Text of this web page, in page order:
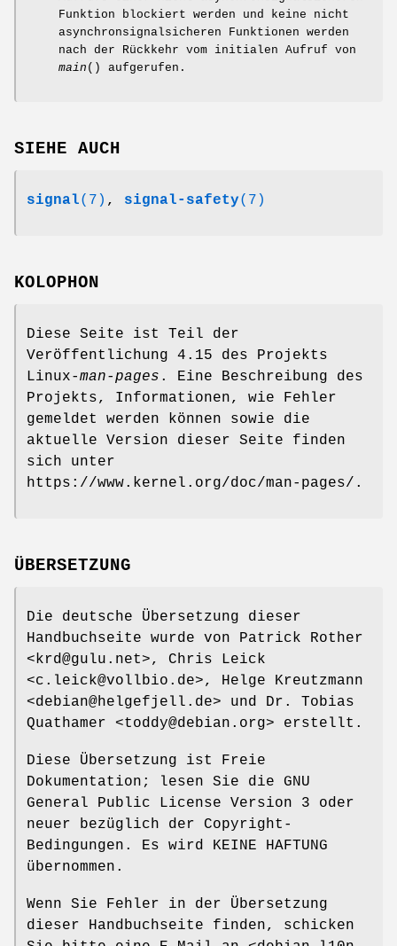
Funktion blockiert werden und keine nicht
asynchronsignalsicheren Funktionen werden
nach der Rückkehr vom initialen Aufruf von
main () aufgerufen.
SIEHE AUCH
signal(7) , signal-safety(7)
KOLOPHON
Diese Seite ist Teil der
Veröffentlichung 4.15 des Projekts
Linux-man-pages . Eine Beschreibung des
Projekts, Informationen, wie Fehler
gemeldet werden können sowie die
aktuelle Version dieser Seite finden
sich unter
https://www.kernel.org/doc/man-pages/.
ÜBERSETZUNG
Die deutsche Übersetzung dieser
Handbuchseite wurde von Patrick Rother
<krd@gulu.net>, Chris Leick
<c.leick@vollbio.de>, Helge Kreutzmann
<debian@helgefjell.de> und Dr. Tobias
Quathamer <toddy@debian.org> erstellt.
Diese Übersetzung ist Freie
Dokumentation; lesen Sie die GNU
General Public License Version 3 oder
neuer bezüglich der Copyright-
Bedingungen. Es wird KEINE HAFTUNG
übernommen.
Wenn Sie Fehler in der Übersetzung
dieser Handbuchseite finden, schicken